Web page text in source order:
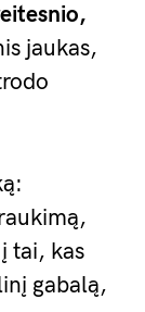
jaukas,
tai, kas
gabalą,